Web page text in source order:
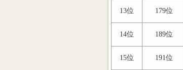
13位 179位
14位 189位
15位 191位